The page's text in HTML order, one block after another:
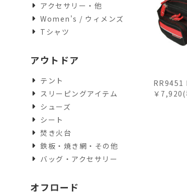
RR9451
￥7,920(
アクセサリー・他
Women's / ウィメンズ
Tシャツ
アウトドア
テント
スリーピングアイテム
シューズ
シート
焚き火台
鉄板・焼き網・その他
バッグ・アクセサリー
オフロード